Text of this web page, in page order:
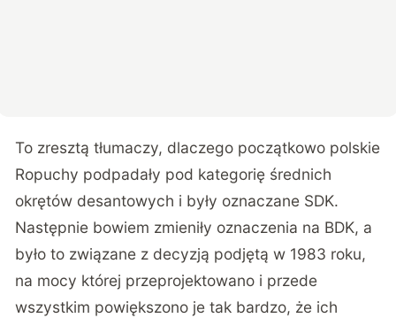
To zresztą tłumaczy, dlaczego początkowo polskie
Ropuchy podpadały pod kategorię średnich
okrętów desantowych i były oznaczane SDK.
Następnie bowiem zmieniły oznaczenia na BDK, a
było to związane z decyzją podjętą w 1983 roku,
na mocy której przeprojektowano i przede
wszystkim powiększono je tak bardzo, że ich